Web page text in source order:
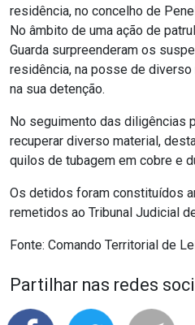
residência, no concelho de
No âmbito de uma ação de
Guarda surpreenderam os
residência, na posse de
na sua detenção.
No seguimento das diligências
recuperar diverso material,
quilos de tubagem em cobre e
Os detidos foram constituídos
remetidos ao Tribunal Judicial
Fonte: Comando Territorial de
Partilhar nas redes